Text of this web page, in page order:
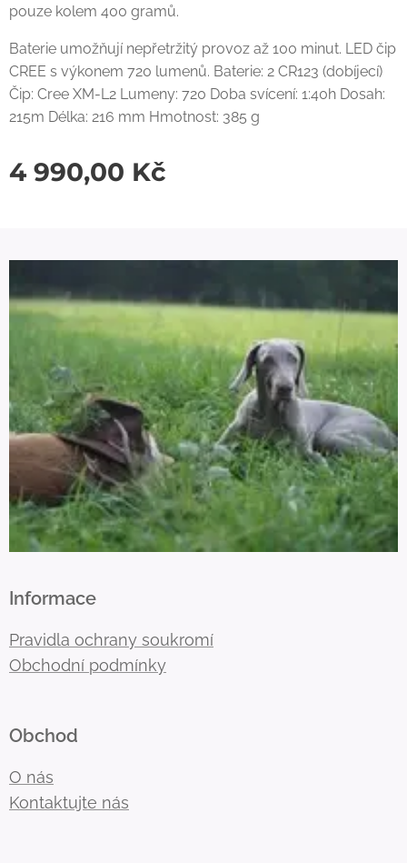
pouze kolem 400 gramů.
Baterie umožňují nepřetržitý provoz až 100 minut. LED čip
CREE s výkonem 720 lumenů. Baterie: 2 CR123 (dobíjecí)
Čip: Cree XM-L2 Lumeny: 720 Doba svícení: 1:40h Dosah:
215m Délka: 216 mm Hmotnost: 385 g
4 990,00 Kč
Informace
Pravidla ochrany soukromí
Obchodní podmínky
Obchod
O nás
Kontaktujte nás